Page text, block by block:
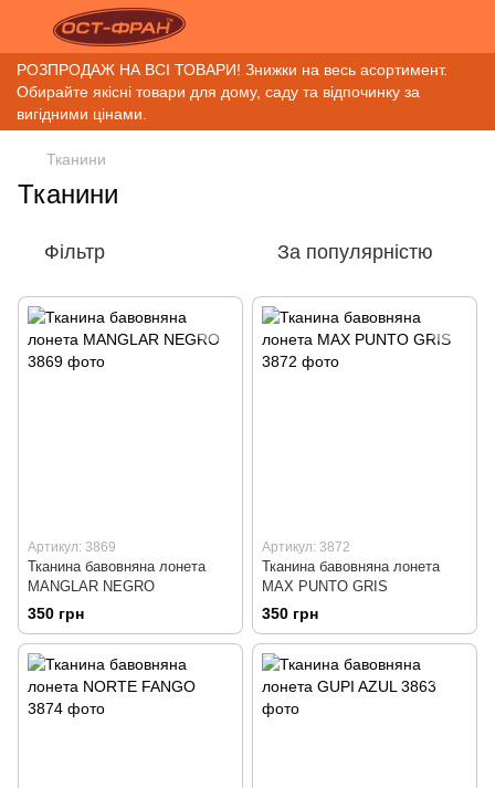
РОЗПРОДАЖ НА ВСІ ТОВАРИ! Знижки на весь асортимент.
Обирайте якісні товари для дому, саду та відпочинку за
вигідними цінами.
Тканини
Тканини
Фільтр За популярністю
Артикул: 3869
Тканина бавовняна лонета
MANGLAR NEGRO
350 грн
Артикул: 3872
Тканина бавовняна лонета
MAX PUNTO GRIS
350 грн